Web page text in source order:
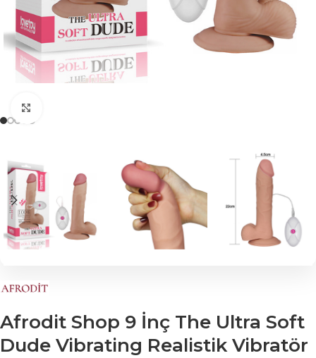
Afrodit Shop 9 İnç The Ultra Soft
Dude Vibrating Realistik Vibratör